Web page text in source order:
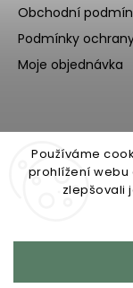
Používáme
prohlížení webu
zlepšovali
Obchodní
Podmínky
Moje objednávka